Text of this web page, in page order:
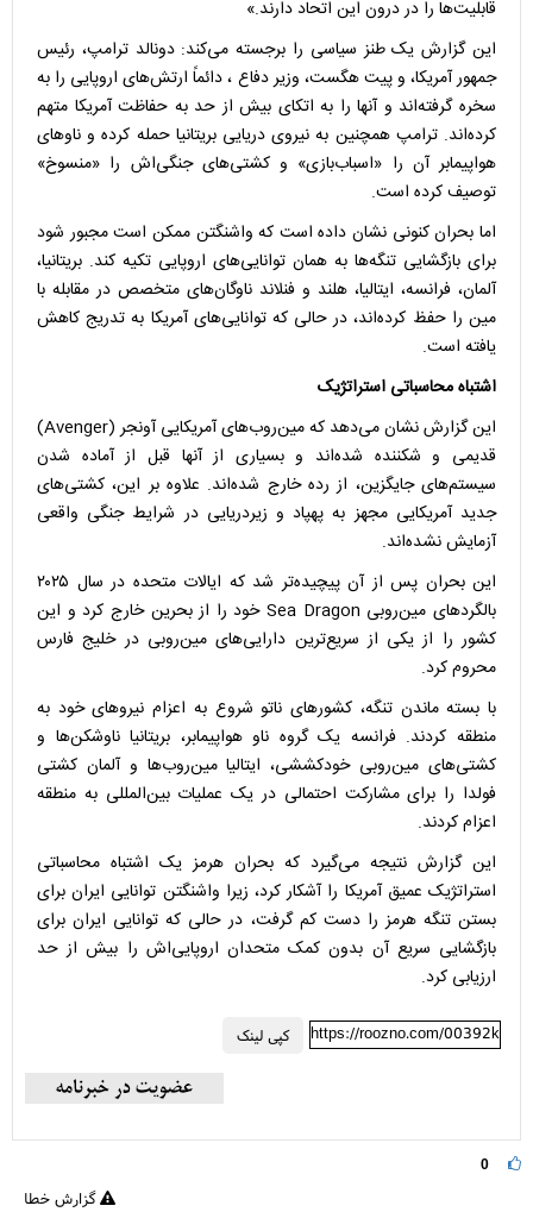
قابلیت‌ها را در درون این اتحاد دارند.»
این گزارش یک طنز سیاسی را برجسته می‌کند: دونالد ترامپ، رئیس
جمهور آمریکا، و پیت هگست، وزیر دفاع ، دائماً ارتش‌های اروپایی را به
سخره گرفته‌اند و آنها را به اتکای بیش از حد به حفاظت آمریکا متهم
کرده‌اند. ترامپ همچنین به نیروی دریایی بریتانیا حمله کرده و ناوهای
هواپیمابر آن را «اسباب‌بازی» و کشتی‌های جنگی‌اش را «منسوخ»
توصیف کرده است.
اما بحران کنونی نشان داده است که واشنگتن ممکن است مجبور شود
برای بازگشایی تنگه‌ها به همان توانایی‌های اروپایی تکیه کند. بریتانیا،
آلمان، فرانسه، ایتالیا، هلند و فنلاند ناوگان‌های متخصص در مقابله با
مین را حفظ کرده‌اند، در حالی که توانایی‌های آمریکا به تدریج کاهش
یافته است.
اشتباه محاسباتی استراتژیک
این گزارش نشان می‌دهد که مین‌روب‌های آمریکایی آونجر (Avenger)
قدیمی و شکننده شده‌اند و بسیاری از آنها قبل از آماده شدن
سیستم‌های جایگزین، از رده خارج شده‌اند. علاوه بر این، کشتی‌های
جدید آمریکایی مجهز به پهپاد و زیردریایی در شرایط جنگی واقعی
آزمایش نشده‌اند.
این بحران پس از آن پیچیده‌تر شد که ایالات متحده در سال ۲۰۲۵
بالگردهای مین‌روبی Sea Dragon خود را از بحرین خارج کرد و این
کشور را از یکی از سریع‌ترین دارایی‌های مین‌روبی در خلیج فارس
محروم کرد.
با بسته ماندن تنگه، کشورهای ناتو شروع به اعزام نیروهای خود به
منطقه کردند. فرانسه یک گروه ناو هواپیمابر، بریتانیا ناوشکن‌ها و
کشتی‌های مین‌روبی خودکششی، ایتالیا مین‌روب‌ها و آلمان کشتی
فولدا را برای مشارکت احتمالی در یک عملیات بین‌المللی به منطقه
اعزام کردند.
این گزارش نتیجه می‌گیرد که بحران هرمز یک اشتباه محاسباتی
استراتژیک عمیق آمریکا را آشکار کرد، زیرا واشنگتن توانایی ایران برای
بستن تنگه هرمز را دست کم گرفت، در حالی که توانایی ایران برای
بازگشایی سریع آن بدون کمک متحدان اروپایی‌اش را بیش از حد
ارزیابی کرد.
کپی لینک https://roozno.com/00392k
0
گزارش خطا